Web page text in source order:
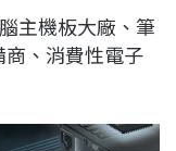
主機板大廠、筆
、消費性電子